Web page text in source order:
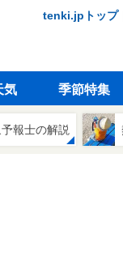
tenki.jpトップ｜
気 季節特集
報士の解説